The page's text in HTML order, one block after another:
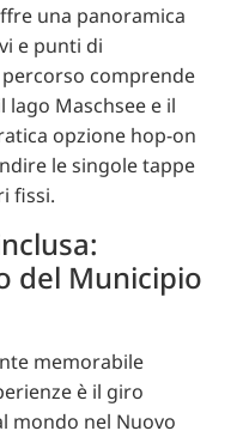
una panoramica
e punti di
comprende
Maschsee e il
opzione hop-on
le singole tappe
fissi.
del Municipio
memorabile
è il giro
mondo nel Nuovo